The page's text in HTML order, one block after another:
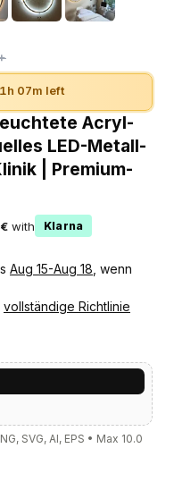
07m left
Acryl-
LED-Metall-
| Premium-
with
Klarna
Aug 15-Aug 18 , wenn
vollständige Richtlinie
SVG, AI, EPS • Max 10.0